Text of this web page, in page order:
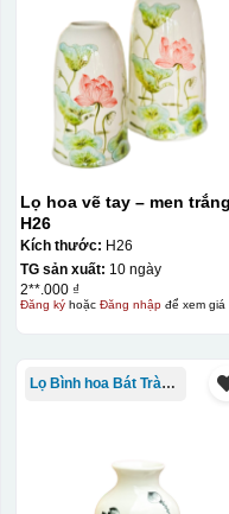
Hộp xi ấm chén
Lọ hoa vẽ tay – men
H26
Kích thước: H26
TG sản xuất: 10 ngày
2**.000 ₫
Đăng kýhoặc Đăng nhậpđể xem giá
Lọ Bình hoa Bát Tràng in logo